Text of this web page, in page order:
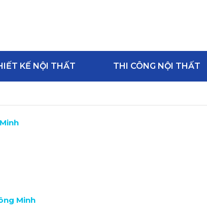
KẾ NỘI THẤT THI CÔNG NỘI THẤT
Minh